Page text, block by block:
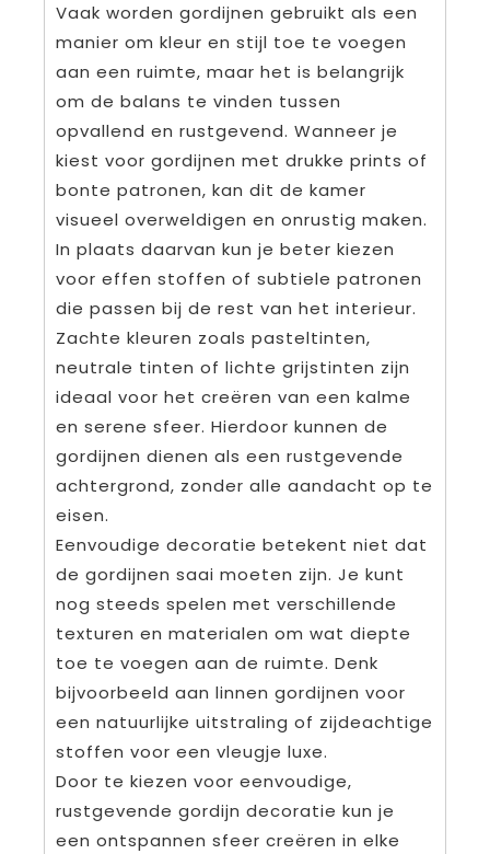
Vaak worden gordijnen gebruikt als een
manier om kleur en stijl toe te voegen
aan een ruimte, maar het is belangrijk
om de balans te vinden tussen
opvallend en rustgevend. Wanneer je
kiest voor gordijnen met drukke prints of
bonte patronen, kan dit de kamer
visueel overweldigen en onrustig maken.
In plaats daarvan kun je beter kiezen
voor effen stoffen of subtiele patronen
die passen bij de rest van het interieur.
Zachte kleuren zoals pasteltinten,
neutrale tinten of lichte grijstinten zijn
ideaal voor het creëren van een kalme
en serene sfeer. Hierdoor kunnen de
gordijnen dienen als een rustgevende
achtergrond, zonder alle aandacht op te
eisen.
Eenvoudige decoratie betekent niet dat
de gordijnen saai moeten zijn. Je kunt
nog steeds spelen met verschillende
texturen en materialen om wat diepte
toe te voegen aan de ruimte. Denk
bijvoorbeeld aan linnen gordijnen voor
een natuurlijke uitstraling of zijdeachtige
stoffen voor een vleugje luxe.
Door te kiezen voor eenvoudige,
rustgevende gordijn decoratie kun je
een ontspannen sfeer creëren in elke